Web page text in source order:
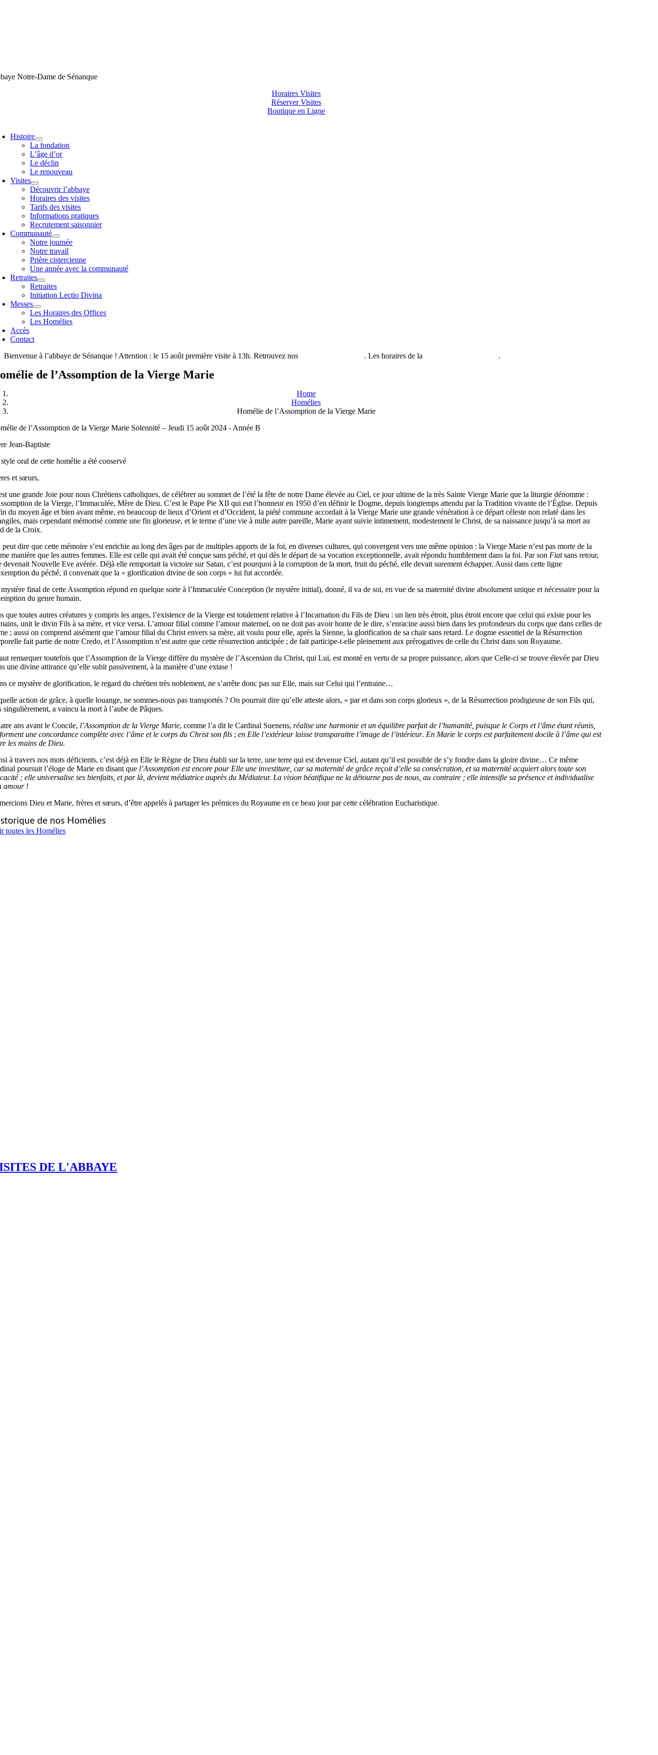
Notre-Dame de Sénanque
Horaires Visites
Réserver Visites
Boutique en Ligne
Histoire
La fondation
L’âge d’or
Le déclin
Le renouveau
Visites
Découvrir l’abbaye
Horaires des visites
Tarifs des visites
Informations pratiques
Recrutement saisonnier
Communauté
Notre journée
Notre travail
Prière cistercienne
Une année avec la communauté
Retraites
Retraites
Initiation Lectio Divina
Messes
Les Horaires des Offices
Les Homélies
Accès
Contact
Bienvenue à l’abbaye de Sénanque ! Attention : le 15 août première visite à 13h. Retrouvez nos
. Les horaires de la .
de l’Assomption de la Vierge Marie
Home
Homélies
Homélie de l’Assomption de la Vierge Marie
de l’Assomption de la Vierge Marie Solennité – Jeudi 15 août 2024 - Année B
Jean-Baptiste
oral de cette homélie a été conservé
et sœurs,
une grande Joie pour nous Chrétiens catholiques, de célébrer au sommet de l’été la fête de notre Dame élevée au Ciel, ce jour ultime de la très Sainte Vierge Marie que la liturgie dénomme :
de la Vierge, l’Immaculée, Mère de Dieu. C’est le Pape Pie XII qui eut l’honneur en 1950 d’en définir le Dogme, depuis longtemps attendu par la Tradition vivante de l’Église. Depuis
du moyen âge et bien avant même, en beaucoup de lieux d’Orient et d’Occident, la piété commune accordait à la Vierge Marie une grande vénération à ce départ céleste non relaté dans les
mais cependant mémorisé comme une fin glorieuse, et le terme d’une vie à nulle autre pareille, Marie ayant suivie intimement, modestement le Christ, de sa naissance jusqu’à sa mort au
de la Croix.
peut dire que cette mémoire s’est enrichie au long des âges par de multiples apports de la foi, en diverses cultures, qui convergent vers une même opinion : la Vierge Marie n’est pas morte de la
manière que les autres femmes. Elle est celle qui avait été conçue sans péché, et qui dès le départ de sa vocation exceptionnelle, avait répondu humblement dans la foi. Par son Fiatsans retour,
devenait Nouvelle Eve avérée. Déjà elle remportait la victoire sur Satan, c’est pourquoi à la corruption de la mort, fruit du péché, elle devait surement échapper. Aussi dans cette ligne
du péché, il convenait que la « glorification divine de son corps » lui fut accordée.
final de cette Assomption répond en quelque sorte à l’Immaculée Conception (le mystère initial), donné, il va de soi, en vue de sa maternité divine absolument unique et nécessaire pour la
du genre humain.
que toutes autres créatures y compris les anges, l’existence de la Vierge est totalement relative à l’Incarnation du Fils de Dieu : un lien très étroit, plus étroit encore que celui qui existe pour les
unit le divin Fils à sa mère, et vice versa. L’amour filial comme l’amour maternel, on ne doit pas avoir honte de le dire, s’enracine aussi bien dans les profondeurs du corps que dans celles de
; aussi on comprend aisément que l’amour filial du Christ envers sa mère, ait voulu pour elle, après la Sienne, la glorification de sa chair sans retard. Le dogme essentiel de la Résurrection
fait partie de notre Credo, et l’Assomption n’est autre que cette résurrection anticipée ; de fait participe-t-elle pleinement aux prérogatives de celle du Christ dans son Royaume.
remarquer toutefois que l’Assomption de la Vierge diffère du mystère de l’Ascension du Christ, qui Lui, est monté en vertu de sa propre puissance, alors que Celle-ci se trouve élevée par Dieu
une divine attirance qu’elle subit passivement, à la manière d’une extase !
ce mystère de glorification, le regard du chrétien très noblement, ne s’arrête donc pas sur Elle, mais sur Celui qui l’entraine…
action de grâce, à quelle louange, ne sommes-nous pas transportés ? On pourrait dire qu’elle atteste alors, « par et dans son corps glorieux », de la Résurrection prodigieuse de son Fils qui,
singulièrement, a vaincu la mort à l’aube de Pâques.
ans avant le Concile, l’Assomption de la Vierge Marie, comme l’a dit le Cardinal Suenens,réalise une harmonie et un équilibre parfait de l’humanité, puisque le Corps et l’âme étant réunis,
une concordance complète avec l’âme et le corps du Christ son fils ;en Elle l’extérieur laisse transparaitre l’image de l’intérieur. En Marie le corps est parfaitement docile à l’âme qui est
les mains de Dieu.
à travers nos mots déficients, c’est déjà en Elle le Règne de Dieu établi sur la terre, une terre qui est devenue Ciel, autant qu’il est possible de s’y fondre dans la gloire divine… Ce même
poursuit l’éloge de Marie en disant que l’Assomption est encore pour Elle une investiture, car sa maternité de grâce reçoit d’elle sa consécration, et sa maternité acquiert alors toute son
; elle universalise ses bienfaits, et par là, devient médiatrice auprès du Médiateur. La vision béatifique ne la détourne pas de nous, au contraire ; elle intensifie sa présence et individualise
amour !
Dieu et Marie, frères et sœurs, d’être appelés à partager les prémices du Royaume en ce beau jour par cette célébration Eucharistique.
de nos Homélies
toutes les Homélies
DE L'ABBAYE